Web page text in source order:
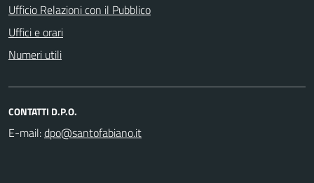
Ufficio Relazioni con il Pubblico
Uffici e orari
Numeri utili
CONTATTI D.P.O.
E-mail: